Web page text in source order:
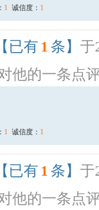
1 诚信度： 1
【已有 1 条】 于
他的一条点
1 诚信度： 1
【已有 1 条】 于
他的一条点